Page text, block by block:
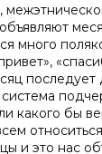
много
последует
какого бы
и это нас